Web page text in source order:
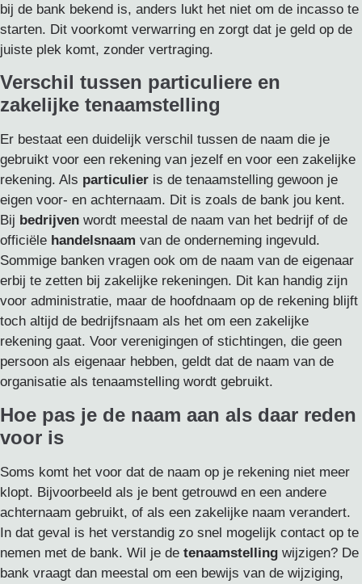
bij de bank bekend is, anders lukt het niet om de incasso te
starten. Dit voorkomt verwarring en zorgt dat je geld op de
juiste plek komt, zonder vertraging.
Verschil tussen particuliere en
zakelijke tenaamstelling
Er bestaat een duidelijk verschil tussen de naam die je
gebruikt voor een rekening van jezelf en voor een zakelijke
rekening. Als particulier is de tenaamstelling gewoon je
eigen voor- en achternaam. Dit is zoals de bank jou kent.
Bij bedrijven wordt meestal de naam van het bedrijf of de
officiële handelsnaam van de onderneming ingevuld.
Sommige banken vragen ook om de naam van de eigenaar
erbij te zetten bij zakelijke rekeningen. Dit kan handig zijn
voor administratie, maar de hoofdnaam op de rekening blijft
toch altijd de bedrijfsnaam als het om een zakelijke
rekening gaat. Voor verenigingen of stichtingen, die geen
persoon als eigenaar hebben, geldt dat de naam van de
organisatie als tenaamstelling wordt gebruikt.
Hoe pas je de naam aan als daar reden
voor is
Soms komt het voor dat de naam op je rekening niet meer
klopt. Bijvoorbeeld als je bent getrouwd en een andere
achternaam gebruikt, of als een zakelijke naam verandert.
In dat geval is het verstandig zo snel mogelijk contact op te
nemen met de bank. Wil je de tenaamstelling wijzigen? De
bank vraagt dan meestal om een bewijs van de wijziging,